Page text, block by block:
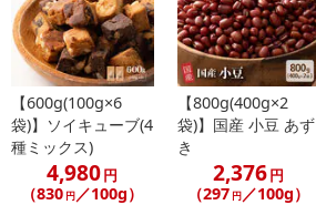
【600g(100g×6
袋)】ソイキューブ(4
種ミックス)
4,980円
（830 円／100g）
【800g(400g×2
袋)】国産 小豆 あず
き
2,376円
（297 円／100g）